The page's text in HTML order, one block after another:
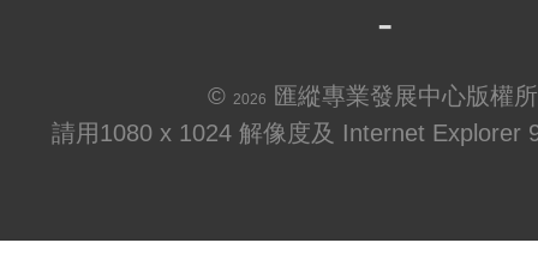
© 2026
匯縱專業發展中心版權
請用1080 x 1024 解像度及 Internet Explorer